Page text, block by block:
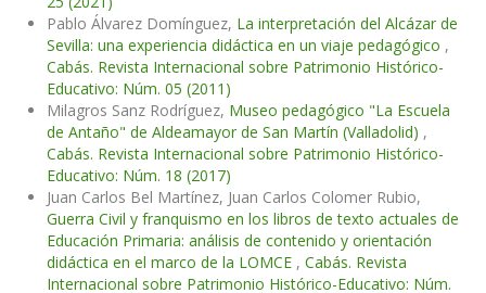
Pablo Álvarez Domínguez, La interpretación del Alcázar de
Sevilla: una experiencia didáctica en un viaje pedagógico ,
Cabás. Revista Internacional sobre Patrimonio Histórico-
Educativo: Núm. 05 (2011)
Milagros Sanz Rodríguez, Museo pedagógico "La Escuela
de Antaño" de Aldeamayor de San Martín (Valladolid) ,
Cabás. Revista Internacional sobre Patrimonio Histórico-
Educativo: Núm. 18 (2017)
Juan Carlos Bel Martínez, Juan Carlos Colomer Rubio,
Guerra Civil y franquismo en los libros de texto actuales de
Educación Primaria: análisis de contenido y orientación
didáctica en el marco de la LOMCE , Cabás. Revista
Internacional sobre Patrimonio Histórico-Educativo: Núm.